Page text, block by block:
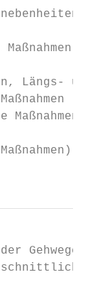
Maßnahmen)
Längs-
Maßnahmen)
Gehwege